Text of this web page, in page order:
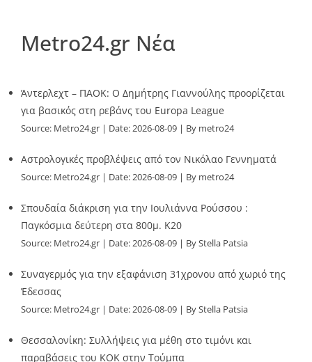
Metro24.gr Νέα
Άντερλεχτ – ΠΑΟΚ: Ο Δημήτρης Γιαννούλης προορίζεται
για βασικός στη ρεβάνς του Europa League
Source: Metro24.gr Date: 2026-08-09 By metro24
Αστρολογικές προβλέψεις από τον Νικόλαο Γεννηματά
Source: Metro24.gr Date: 2026-08-09 By metro24
Σπουδαία διάκριση για την Ιουλιάννα Ρούσσου :
Παγκόσμια δεύτερη στα 800μ. Κ20
Source: Metro24.gr Date: 2026-08-09 By Stella Patsia
Συναγερμός για την εξαφάνιση 31χρονου από χωριό της
Έδεσσας
Source: Metro24.gr Date: 2026-08-09 By Stella Patsia
Θεσσαλονίκη: Συλλήψεις για μέθη στο τιμόνι και
παραβάσεις του ΚΟΚ στην Τούμπα